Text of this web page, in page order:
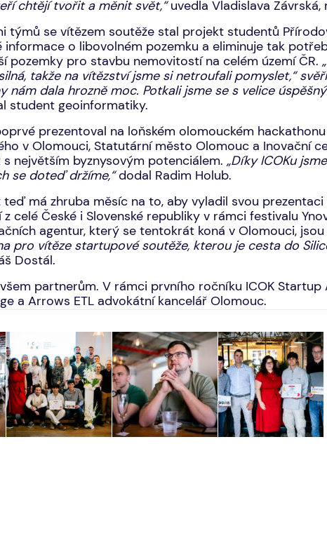
chtějí tvořit a měnit svět,“uvedla Vladislava Závrská,
týmů se vítězem soutěže stal projekt studentů
informace o libovolném pozemku a eliminuje tak
pozemky pro stavbu nemovitostí na celém území ČR.
takže na vítězství jsme si netroufali pomyslet,“
nám dala hrozně moc. Potkali jsme se s velice
student geoinformatiky.
prezentoval na loňském olomouckém
v Olomouci, Statutární město Olomouc a Inovační
s největším byznysovým potenciálem. „Díky ICOKu
se doteď držíme,“dodal Radim Holub.
teď má zhruba měsíc na to, aby vyladil svou
z celé České i Slovenské republiky v rámci festivalu
agentur, který se tentokrát koná v Olomouci,
pro vítěze startupové soutěže, kterou je cesta do
Dostál.
partnerům. V rámci prvního ročníku ICOK
a Arrows ETL advokátní kancelář Olomouc.